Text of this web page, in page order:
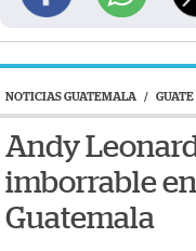
NOTICIAS GUATEMALA / GUATE
Andy
imborrable
Guatemala